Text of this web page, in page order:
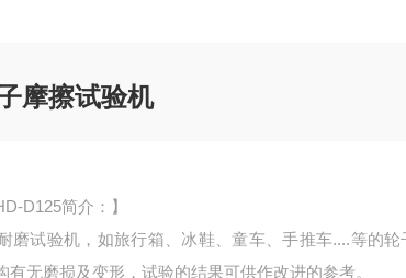
摩擦试验机
D125简介：】
磨试验机，如旅行箱、冰鞋、童车、手推车....等的
有无磨损及变形，试验的结果可供作改进的参考。